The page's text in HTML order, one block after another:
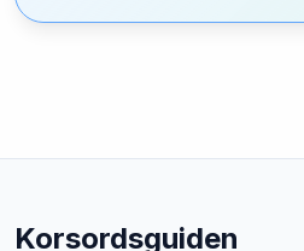
Korsordsguiden